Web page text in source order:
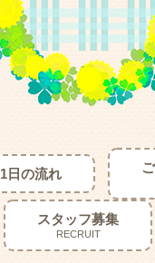
1日の流れ
スタッフ募集
RECRUIT